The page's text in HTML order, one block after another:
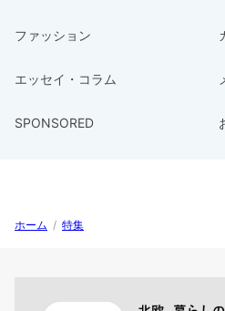
ファッション
エッセイ・コラム
SPONSORED
ホーム / 特集